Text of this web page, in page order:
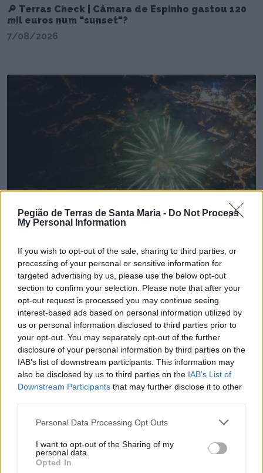
Pegião de Terras de Santa Maria - Do Not Process
My Personal Information
If you wish to opt-out of the sale, sharing to third parties, or
processing of your personal or sensitive information for
targeted advertising by us, please use the below opt-out
section to confirm your selection. Please note that after your
opt-out request is processed you may continue seeing
interest-based ads based on personal information utilized by
us or personal information disclosed to third parties prior to
your opt-out. You may separately opt-out of the further
disclosure of your personal information by third parties on the
IAB’s list of downstream participants. This information may
also be disclosed by us to third parties on the IAB’s List of
Downstream Participants that may further disclose it to other
Personal Data Processing Opt Outs
I want to opt-out of the Sharing of my
personal data.
Opted In
🔎 Terras Check | Câmara de Espinho gastou 120
mil euros num "sunset"?
7/08/2026
💶 Quanto Custou? | Fogo de artifício (de 11
minutos) da Feira das Colheitas custa €20.550
7/08/2026